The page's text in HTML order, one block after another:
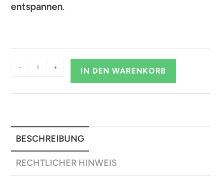
entspannen.
- + IN DEN WARENKORB
BESCHREIBUNG
RECHTLICHER HINWEIS